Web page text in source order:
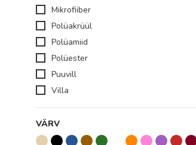
Mikrofiiber
Polüakrüül
Polüamiid
Polüester
Puuvill
Villa
VÄRV